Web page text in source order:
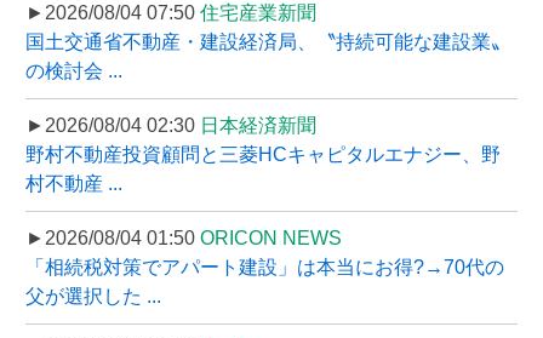
►2026/08/04 07:50 住宅産業新聞
国土交通省不動産・建設経済局、〝持続可能な建設業〟
の検討会 ...
►2026/08/04 02:30 日本経済新聞
野村不動産投資顧問と三菱HCキャピタルエナジー、野
村不動産 ...
►2026/08/04 01:50 ORICON NEWS
「相続税対策でアパート建設」は本当にお得?→70代の
父が選択した ...